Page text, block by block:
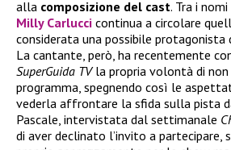
alla composizione del cast. Tra i
Milly Carlucci continua a circolare
considerata una possibile protagonista
La cantante, però, ha recentemente
SuperGuida TVla propria volontà di
programma, spegnendo così le
vederla affrontare la sfida sulla pista
Pascale, intervistata dal settimanale
di aver declinato l’invito a